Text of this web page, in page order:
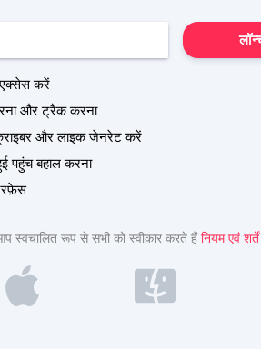
कैसे पता
एक्सेस करें
और ट्रैक करना
और लाइक जेनरेट करें
पहुंच बहाल करना
स्वचालित रूप से सभी को स्वीकार करते हैंनियम एवं